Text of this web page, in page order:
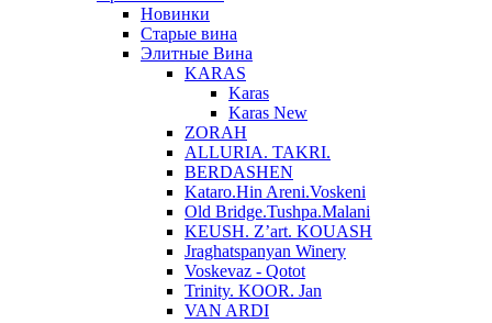
Новинки
Старые вина
Элитные Вина
KARAS
Karas
Karas New
ZORAH
ALLURIA. TAKRI.
BERDASHEN
Kataro.Hin Areni.Voskeni
Old Bridge.Tushpa.Malani
KEUSH. Z’art. KOUASH
Jraghatspanyan Winery
Voskevaz - Qotot
Trinity. KOOR. Jan
VAN ARDI